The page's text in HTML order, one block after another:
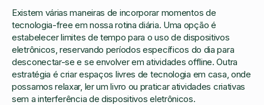
Existem várias maneiras de incorporar momentos de
tecnologia-free em nossa rotina diária. Uma opção é
estabelecer limites de tempo para o uso de dispositivos
eletrônicos, reservando períodos específicos do dia para
desconectar-se e se envolver em atividades offline. Outra
estratégia é criar espaços livres de tecnologia em casa, onde
possamos relaxar, ler um livro ou praticar atividades criativas
sem a interferência de dispositivos eletrônicos.